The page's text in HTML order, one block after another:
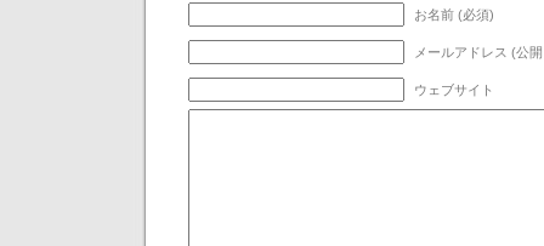
お名前 (必須)
メールアドレス (公
ウェブサイト